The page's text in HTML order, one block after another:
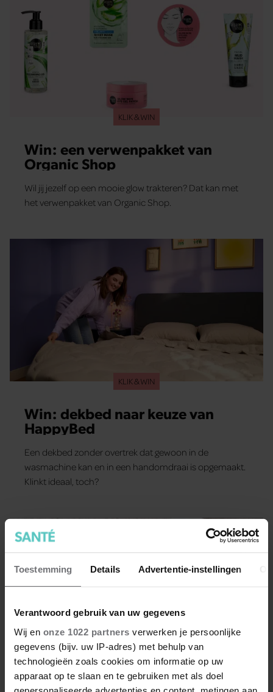
Toestemming Details Advertentie-instellingen
Verantwoord gebruik van uw gegevens
Wij en onze 1022 partners verwerken je persoonlijke
gegevens (bijv. uw IP-adres) met behulp van
technologieën zoals cookies om informatie op uw
apparaat op te slaan en te gebruiken met als doel
KLIK & WIN
Win: een verwenpakket van
Organic Shop
Wil jij jezelf op een mooie glow trakteren? Dat kan met
het verwenpakket van Organic Shop.
KLIK & WIN
Win: dekbed naar keuze van
HappyBed
Een dekbed zonder overtrek dat gewoon in de
wasmachine kan en in een handomdraai is opgemaakt.
Klinkt ideaal, toch?
RECEPTEN